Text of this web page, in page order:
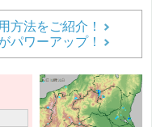
方法をご紹介！
パワーアップ！